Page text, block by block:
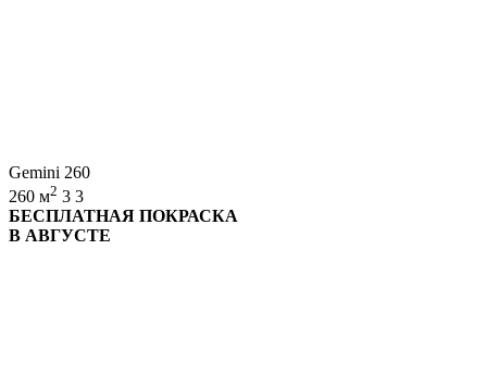
Gemini 260
260 м2 3 3
БЕСПЛАТНАЯ ПОКРАСКА
В АВГУСТЕ